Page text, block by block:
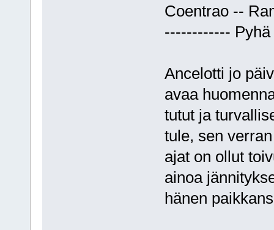
Coentrao --
------------
Ancelotti jo
avaa
tutut ja
tule, sen
ajat on ollut
ainoa
hänen